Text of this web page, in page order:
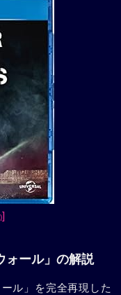
]
ォール」の解説
ル」を完全再現した